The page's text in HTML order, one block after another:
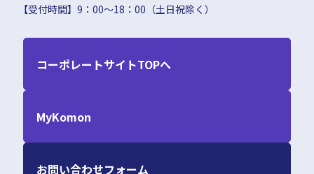
【受付時間】9：00〜18：00（土日祝除く）
コーポレートサイトTOPへ
MyKomon
お問い合わせフォーム